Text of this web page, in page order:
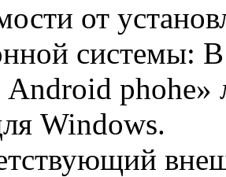
от
системы:
Android
Windows.